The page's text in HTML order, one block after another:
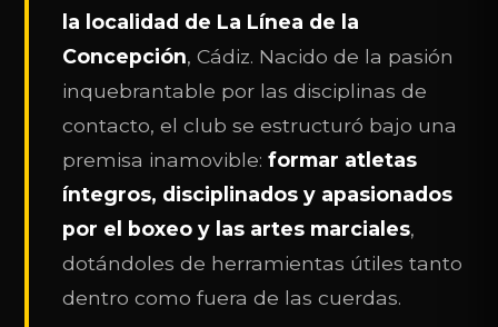
la localidad de La Línea de la
Concepción, Cádiz. Nacido de la pasión
inquebrantable por las disciplinas de
contacto, el club se estructuró bajo una
premisa inamovible:formar atletas
íntegros, disciplinados y apasionados
por el boxeo y las artes marciales,
dotándoles de herramientas útiles tanto
dentro como fuera de las cuerdas.